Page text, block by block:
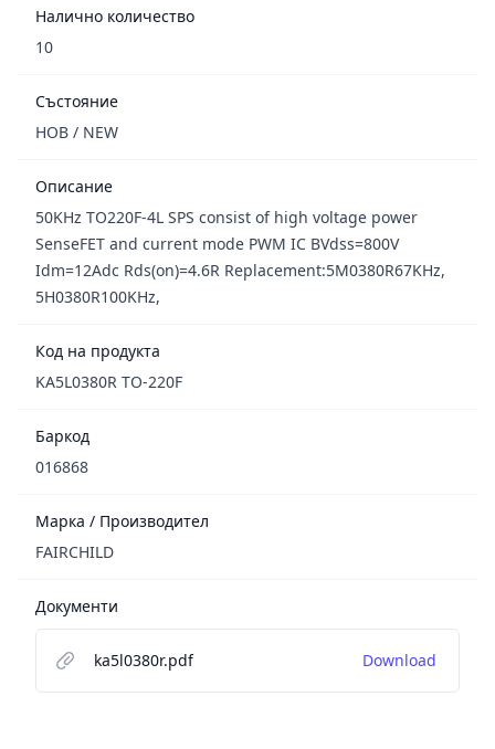
Налично количество
10
Състояние
НОВ / NEW
Описание
50KHz TO220F-4L SPS consist of high voltage power
SenseFET and current mode PWM IC BVdss=800V
Idm=12Adc Rds(on)=4.6R Replacement:5M0380R67KHz,
5H0380R100KHz,
Код на продукта
KA5L0380R TO-220F
Баркод
016868
Марка / Производител
FAIRCHILD
Документи
ka5l0380r.pdf Download